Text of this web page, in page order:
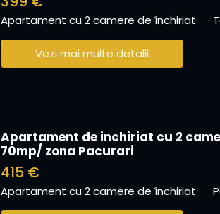
Apartament cu 2 camere de închiriat
Vezi mai multe detalii
Apartament de inchiriat cu 2
70mp/ zona Pacurari
415 €
Apartament cu 2 camere de închiriat